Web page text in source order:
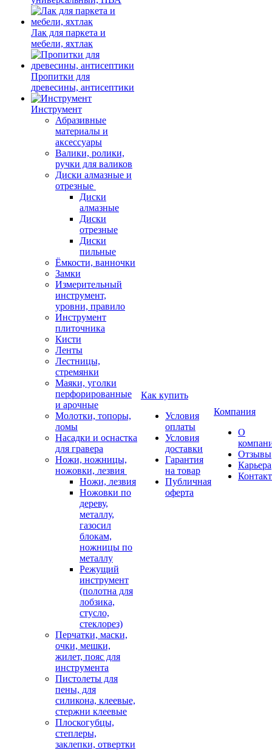
Лак для паркета и
мебели, яхтлак
Пропитки для
древесины, антисептики
Инструмент
Абразивные
материалы и
аксессуары
Валики, ролики,
ручки для валиков
Диски алмазные и
отрезные
Диски
алмазные
Диски
отрезные
Диски
пильные
Ёмкости, ванночки
Замки
Измерительный
инструмент,
уровни, правило
Инструмент
плиточника
Кисти
Ленты
Лестницы,
стремянки
Маяки, уголки
перфорированные
и арочные
Молотки, топоры,
ломы
Насадки и оснастка
для гравера
Ножи, ножницы,
ножовки, лезвия
Ножи, лезвия
Ножовки по
дереву,
металлу,
газосил
блокам,
ножницы по
металлу
Режущий
инструмент
(полотна для
лобзика,
стусло,
стеклорез)
Перчатки, маски,
очки, мешки,
жилет, пояс для
инструмента
Пистолеты для
пены, для
силикона, клеевые,
стержни клеевые
Плоскогубцы,
степлеры,
заклепки, отвертки
Как купить
Условия
оплаты
Условия
доставки
Гарантия
на товар
Публичная
оферта
Компания
О
Отзывы
Карьера